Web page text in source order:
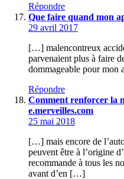
Répondre
Que faire quand mon
29 avril 2017
[…] malencontreux
parvenaient plus à faire
dommageable pour
Répondre
Comment renforcer la
e.merveilles.com
25 mai 2018
[…] mais encore de
peuvent être à l’origine
recommande à tous les
avant d’en […]